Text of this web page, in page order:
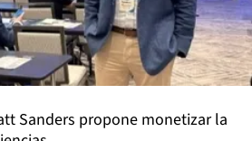
Sanders propone monetizar la